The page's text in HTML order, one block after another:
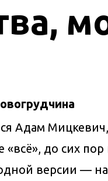
Адам
«всё», до сих
версии — на